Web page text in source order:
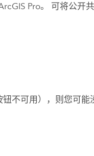
Pro。 可将公开
钮不可用），则您可能